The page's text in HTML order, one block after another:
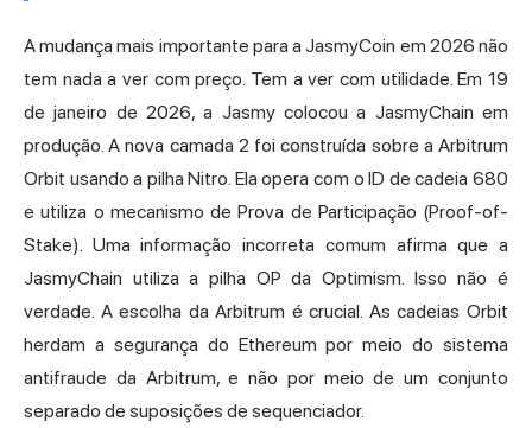
A mudança mais importante para a JasmyCoin em 2026 não
tem nada a ver com preço. Tem a ver com utilidade. Em 19
de janeiro de 2026, a Jasmy colocou a JasmyChain em
produção. A nova camada 2 foi construída sobre a Arbitrum
Orbit usando a pilha Nitro. Ela opera com o ID de cadeia 680
e utiliza o mecanismo de Prova de Participação (Proof-of-
Stake). Uma informação incorreta comum afirma que a
JasmyChain utiliza a pilha OP da Optimism. Isso não é
verdade. A escolha da Arbitrum é crucial. As cadeias Orbit
herdam a segurança do Ethereum por meio do sistema
antifraude da Arbitrum, e não por meio de um conjunto
separado de suposições de sequenciador.